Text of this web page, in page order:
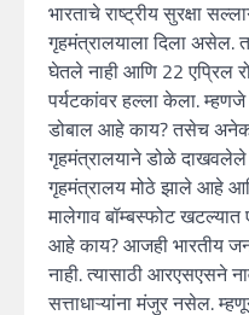
भारताचे राष्ट्रीय सुरक्षा
गृहमंत्रालयाला दिला असेल.
घेतले नाही आणि 22 एप्रिल
पर्यटकांवर हल्ला केला.
डोबाल आहे काय? तसेच
गृहमंत्रालयाने डोळे
गृहमंत्रालय मोठे झाले आहे
मालेगाव बॉम्बस्फोट
आहे काय? आजही भारतीय
नाही. त्यासाठी आरएसएसने
सत्ताधाऱ्यांना मंजुर नसेल.